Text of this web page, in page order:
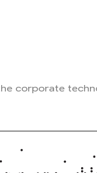
corporate